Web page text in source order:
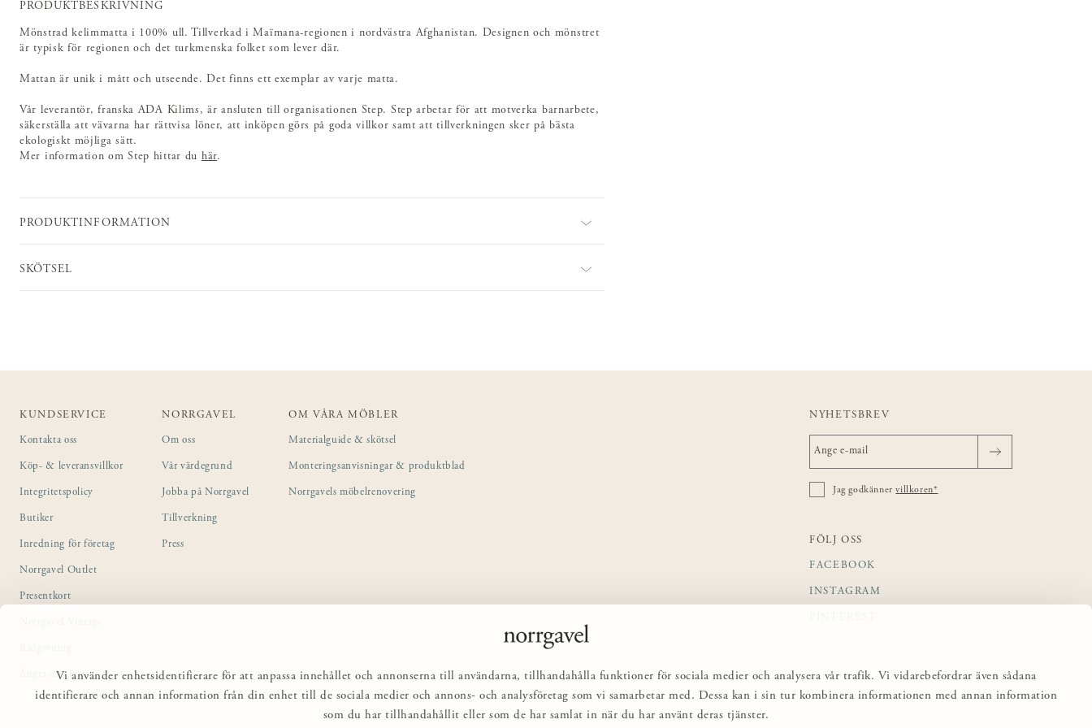
Vi använder enhetsidentifierare för att anpassa innehållet och annonserna till användarna, tillhandahålla funktioner för sociala medier och analysera vår trafik. Vi vidarebefordrar även sådana
identifierare och annan information från din enhet till de sociala medier och annons- och analysföretag som vi samarbetar med. Dessa kan i sin tur kombinera informationen med annan information
som du har tillhandahållit eller som de har samlat in när du har använt deras tjänster.
PRODUKTBESKRIVNING
Mönstrad kelimmatta i 100% ull. Tillverkad i Maïmana-regionen i nordvästra Afghanistan. Designen och mönstret
är typisk för regionen och det turkmenska folket som lever där.
Mattan är unik i mått och utseende. Det finns ett exemplar av varje matta.
Vår leverantör, franska ADA Kilims, är ansluten till organisationen Step. Step arbetar för att motverka barnarbete,
säkerställa att vävarna har rättvisa löner, att inköpen görs på goda villkor samt att tillverkningen sker på bästa
ekologiskt möjliga sätt.
Mer information om Step hittar du här.
PRODUKTINFORMATION
SKÖTSEL
KUNDSERVICE
Kontakta oss
Köp- & leveransvillkor
Integritetspolicy
Butiker
Inredning för företag
Norrgavel Outlet
Presentkort
Ångra ditt köp
NORRGAVEL
Om oss
Vår värdegrund
Jobba på Norrgavel
Tillverkning
Press
OM VÅRA MÖBLER
Materialguide & skötsel
Monteringsanvisningar & produktblad
Norrgavels möbelrenovering
NYHETSBREV
Jag godkännervillkoren*
FÖLJ OSS
FACEBOOK
INSTAGRAM